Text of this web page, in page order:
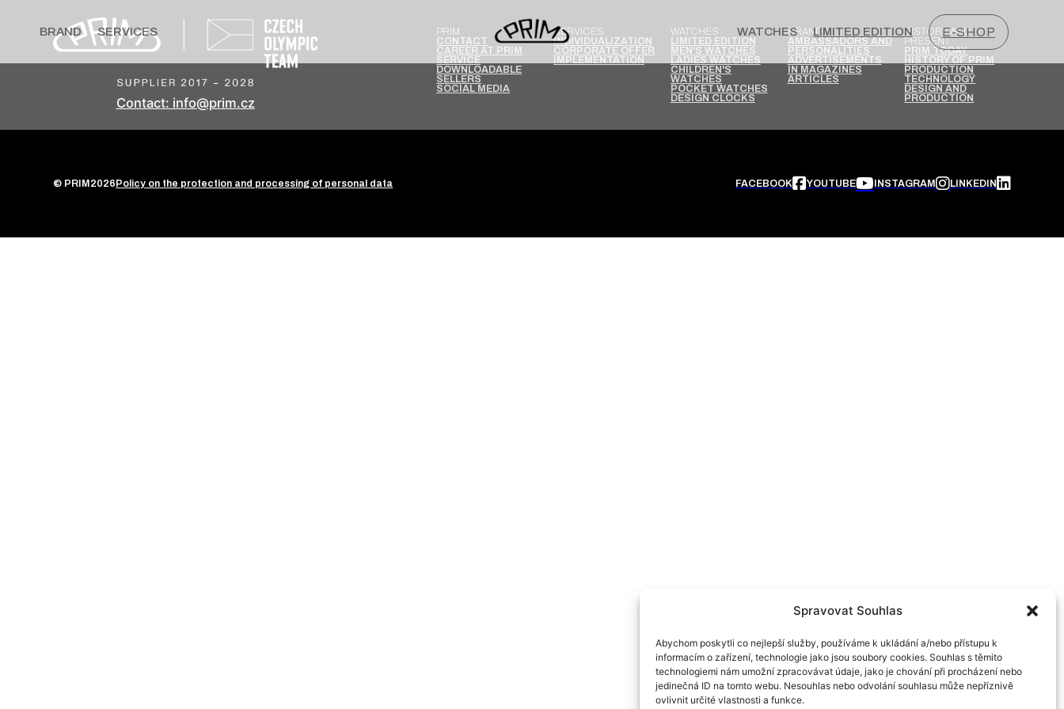
Spravovat Souhlas
Abychom poskytli co nejlepší služby, používáme k ukládání a/nebo přístupu k
informacím o zařízení, technologie jako jsou soubory cookies. Souhlas s těmito
technologiemi nám umožní zpracovávat údaje, jako je chování při procházení nebo
jedinečná ID na tomto webu. Nesouhlas nebo odvolání souhlasu může nepříznivě
ovlivnit určité vlastnosti a funkce.
BRAND SERVICES WATCHES LIMITED EDITION E-SHOP
PRIM
CONTACT
CAREER AT PRIM
SERVICE
DOWNLOADABLE
SELLERS
SOCIAL MEDIA
SERVICES
INDIVIDUALIZATION
CORPORATE OFFER
IMPLEMENTATION
WATCHES
LIMITED EDITION
MEN'S WATCHES
LADIES WATCHES
CHILDREN'S
WATCHES
POCKET WATCHES
DESIGN CLOCKS
BRAND
AMBASSADORS AND
PERSONALITIES
ADVERTISEMENTS
IN MAGAZINES
ARTICLES
HISTORY AND
PRESENT
PRIM TODAY
HISTORY OF PRIM
PRODUCTION
TECHNOLOGY
DESIGN AND
PRODUCTION
Contact: info@prim.cz
© PRIM2026Policy on the protection and processing of personal data FACEBOOK YOUTUBE INSTAGRAM LINKEDIN